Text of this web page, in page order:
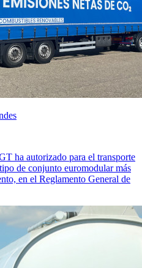
ha autorizado para el transporte
de conjunto euromodular más
en el Reglamento General de